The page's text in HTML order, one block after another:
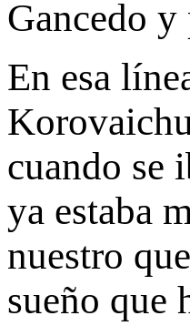
Gancedo y
En esa
cuando se
ya estaba
nuestro
sueño que